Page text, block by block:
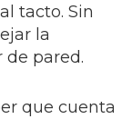
tacto. Sin
la
pared.
que cuenta